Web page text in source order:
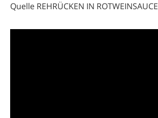
Quelle REHRÜCKEN IN ROTWEINSAUCE